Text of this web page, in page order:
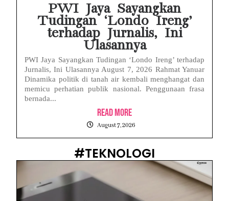
PWI Jaya Sayangkan
Tudingan ‘Londo Ireng’
terhadap Jurnalis, Ini
Ulasannya
PWI Jaya Sayangkan Tudingan ‘Londo Ireng’ terhadap
Jurnalis, Ini Ulasannya August 7, 2026 Rahmat Yanuar
Dinamika politik di tanah air kembali menghangat dan
memicu perhatian publik nasional. Penggunaan frasa
bernada...
Read More
August 7, 2026
#TEKNOLOGI